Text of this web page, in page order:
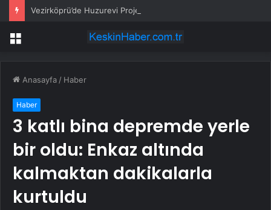
Vezirköprü’de Huzurevi Projesine 192 Milyon TL Destek
Menü
Anasayfa / Haber
Haber
3 katlı bina depremde yerle
bir oldu: Enkaz altında
kalmaktan dakikalarla
kurtuldu